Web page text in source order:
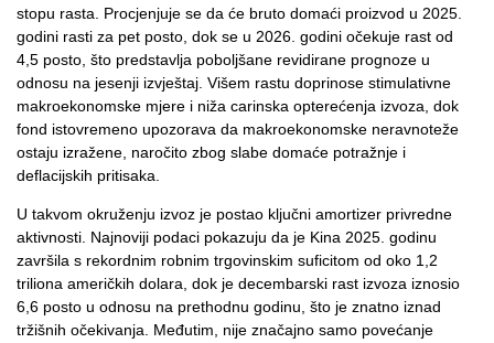
stopu rasta. Procjenjuje se da će bruto domaći proizvod u 2025.
godini rasti za pet posto, dok se u 2026. godini očekuje rast od
4,5 posto, što predstavlja poboljšane revidirane prognoze u
odnosu na jesenji izvještaj. Višem rastu doprinose stimulativne
makroekonomske mjere i niža carinska opterećenja izvoza, dok
fond istovremeno upozorava da makroekonomske neravnoteže
ostaju izražene, naročito zbog slabe domaće potražnje i
deflacijskih pritisaka.
U takvom okruženju izvoz je postao ključni amortizer privredne
aktivnosti. Najnoviji podaci pokazuju da je Kina 2025. godinu
završila s rekordnim robnim trgovinskim suficitom od oko 1,2
triliona američkih dolara, dok je decembarski rast izvoza iznosio
6,6 posto u odnosu na prethodnu godinu, što je znatno iznad
tržišnih očekivanja. Međutim, nije značajno samo povećanje